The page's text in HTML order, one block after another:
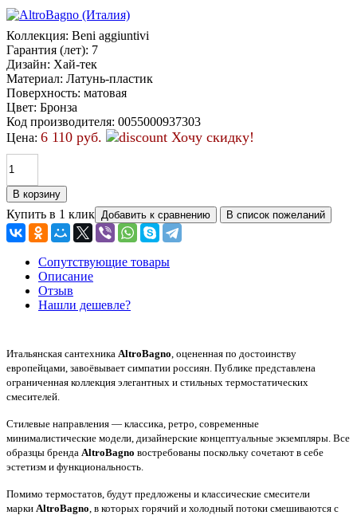
Коллекция: Beni aggiuntivi
Гарантия (лет): 7
Дизайн: Хай-тек
Материал: Латунь-пластик
Поверхность: матовая
Цвет: Бронза
Код производителя: 0055000937303
Цена: 6 110 руб. Хочу скидку!
Купить в 1 клик
Сопутствующие товары
Описание
Отзыв
Нашли дешевле?
Итальянская сантехника AltroBagno , оцененная по достоинству
европейцами, завоёвывает симпатии россиян. Публике представлена
ограниченная коллекция элегантных и стильных термостатических
смесителей.
Стилевые направления — классика, ретро, современные
минималистические модели, дизайнерские концептуальные экземпляры. Все
образцы бренда AltroBagno востребованы поскольку сочетают в себе
эстетизм и функциональность.
Помимо термостатов, будут предложены и классические смесители
марки AltroBagno , в которых горячий и холодный потоки смешиваются с